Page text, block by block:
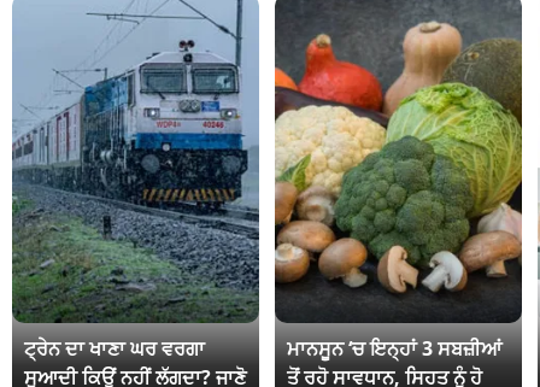
ਟ੍ਰੇਨ ਦਾ ਖਾਣਾ ਘਰ ਵਰਗਾ
ਸੁਆਦੀ ਕਿਉਂ ਨਹੀਂ ਲੱਗਦਾ? ਜਾਣੋ
ਮਾਨਸੂਨ ‘ਚ ਇਨ੍ਹਾਂ 3 ਸਬਜ਼ੀਆਂ
ਤੋਂ ਰਹੋ ਸਾਵਧਾਨ, ਸਿਹਤ ਨੂੰ ਹੋ